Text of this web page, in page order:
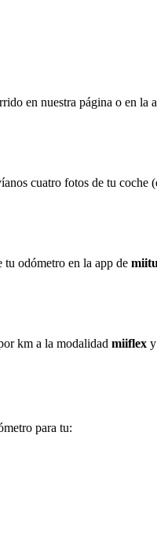
en nuestra página o en la
cuatro fotos de tu
tu odómetro en la app de
km a la modalidad miiflex
para tu: